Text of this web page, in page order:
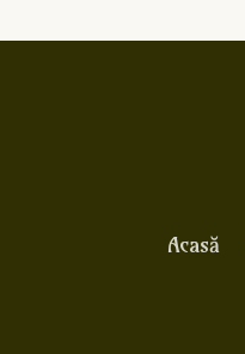
Acasă